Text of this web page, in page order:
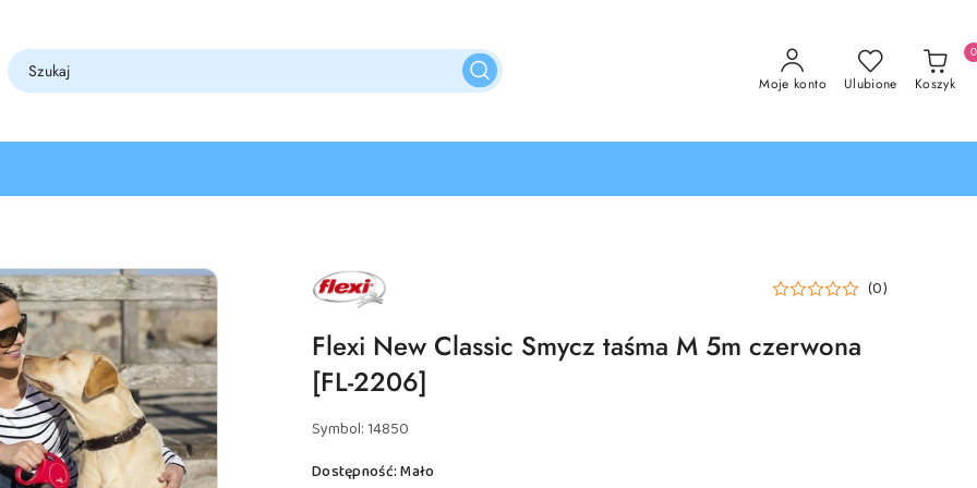
Moje konto Ulubione Koszyk
0
NAZWA
PRODUCENTA:
FLEXI
(0)
Flexi New Classic Smycz taśma M 5m czerwona
[FL-2206]
Symbol:14850
Dostępność:Mało